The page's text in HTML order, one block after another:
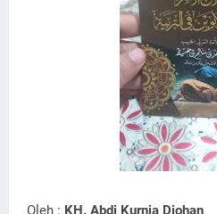
Oleh : KH. Abdi Kurnia Djohan